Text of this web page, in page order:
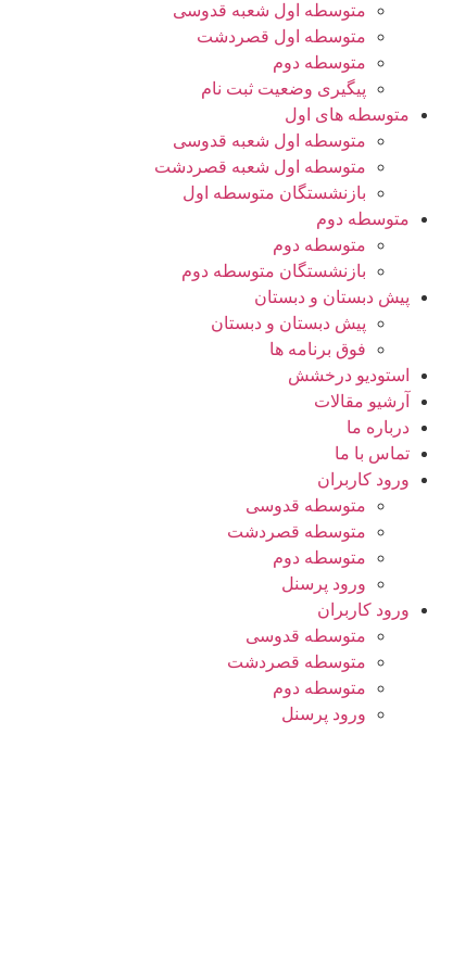
متوسطه اول شعبه قدوسی
متوسطه اول قصردشت
متوسطه دوم
پیگیری وضعیت ثبت نام
متوسطه های اول
متوسطه اول شعبه قدوسی
متوسطه اول شعبه قصردشت
بازنشستگان متوسطه اول
متوسطه دوم
متوسطه دوم
بازنشستگان متوسطه دوم
پیش دبستان و دبستان
پیش دبستان و دبستان
فوق برنامه ها
استودیو درخشش
آرشیو مقالات
درباره ما
تماس با ما
ورود کاربران
متوسطه قدوسی
متوسطه قصردشت
متوسطه دوم
ورود پرسنل
ورود کاربران
متوسطه قدوسی
متوسطه قصردشت
متوسطه دوم
ورود پرسنل